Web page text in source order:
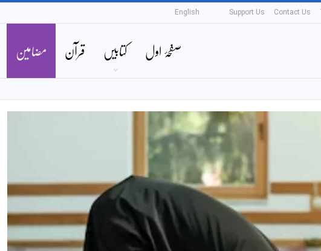
Contact Us
Support Us
English
صفحۂ اول کتابیں قرآن مضامین